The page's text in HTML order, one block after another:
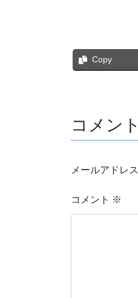
Copy
コメン
メールアドレ
コメント ※